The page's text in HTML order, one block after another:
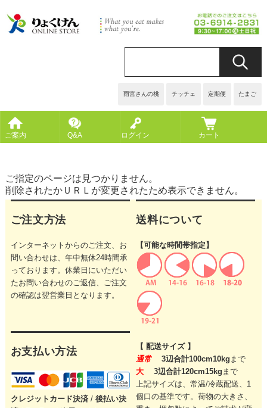
雨宮さんの桃 チッチェ 定期便 たまご
ご案内 Q&A ログイン カート
ご指定のページは見つかりません。
削除されたかＵＲＬが変更されたため表示できません。
ご注文方法
インターネットからのご注文、お
問い合わせは、年中無休24時間承
っております。休業日にいただい
たお問い合わせのご返信、ご注文
の確認は翌営業日となります。
お支払い方法
クレジットカード決済 / 後払い決
送料について
【可能な時間帯指定】
【 配送サイズ 】
通常
3辺合計100cm10kg まで
大
3辺合計120cm15kg まで
上記サイズは、常温/冷蔵配送、1
個口の基準です。荷物の大きさ、